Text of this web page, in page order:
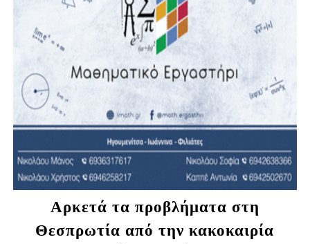
Αρκετά τα προβλήματα στη
Θεσπρωτία από την κακοκαιρία